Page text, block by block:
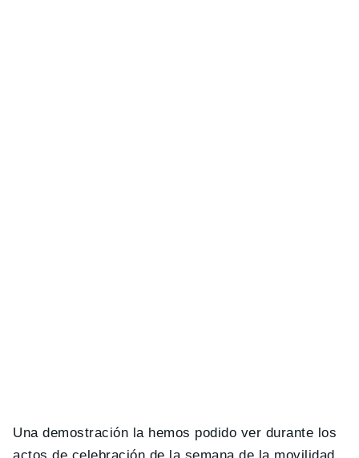
Una demostración la hemos podido ver durante los
actos de celebración de la semana de la movilidad